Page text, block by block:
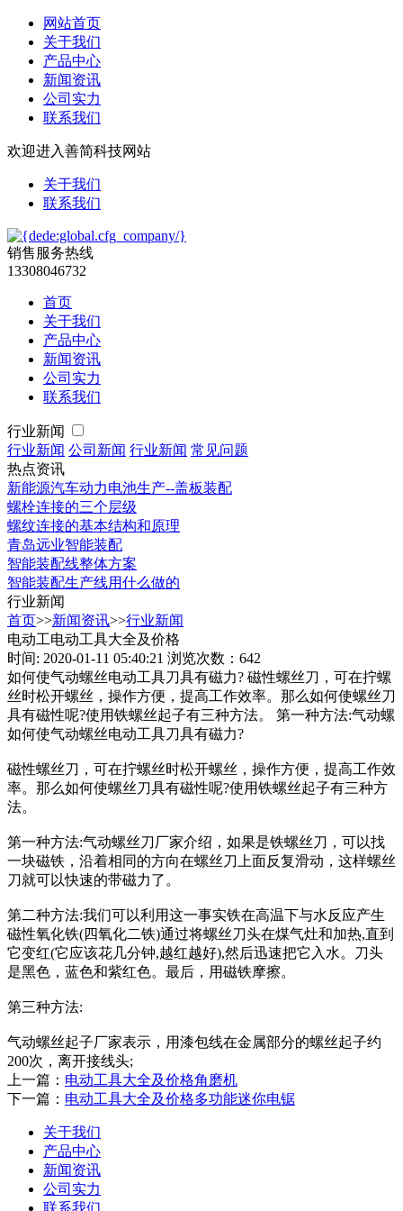
网站首页
关于我们
产品中心
新闻资讯
公司实力
联系我们
欢迎进入善简科技网站
关于我们
联系我们
销售服务热线
13308046732
首页
关于我们
产品中心
新闻资讯
公司实力
联系我们
行业新闻
行业新闻 公司新闻 行业新闻 常见问题
热点资讯
新能源汽车动力电池生产--盖板装配
螺栓连接的三个层级
螺纹连接的基本结构和原理
青岛远业智能装配
智能装配线整体方案
智能装配生产线用什么做的
行业新闻
首页>>新闻资讯>>行业新闻
电动工电动工具大全及价格
时间: 2020-01-11 05:40:21 浏览次数：642
如何使气动螺丝电动工具刀具有磁力? 磁性螺丝刀，可在拧螺
丝时松开螺丝，操作方便，提高工作效率。那么如何使螺丝刀
具有磁性呢?使用铁螺丝起子有三种方法。 第一种方法:气动螺
如何使气动螺丝电动工具刀具有磁力?
磁性螺丝刀，可在拧螺丝时松开螺丝，操作方便，提高工作效
率。那么如何使螺丝刀具有磁性呢?使用铁螺丝起子有三种方
法。
第一种方法:气动螺丝刀厂家介绍，如果是铁螺丝刀，可以找
一块磁铁，沿着相同的方向在螺丝刀上面反复滑动，这样螺丝
刀就可以快速的带磁力了。
第二种方法:我们可以利用这一事实铁在高温下与水反应产生
磁性氧化铁(四氧化二铁)通过将螺丝刀头在煤气灶和加热,直到
它变红(它应该花几分钟,越红越好),然后迅速把它入水。刀头
是黑色，蓝色和紫红色。最后，用磁铁摩擦。
第三种方法:
气动螺丝起子厂家表示，用漆包线在金属部分的螺丝起子约
200次，离开接线头;
上一篇： 电动工具大全及价格角磨机
下一篇： 电动工具大全及价格多功能迷你电锯
关于我们
产品中心
新闻资讯
公司实力
联系我们